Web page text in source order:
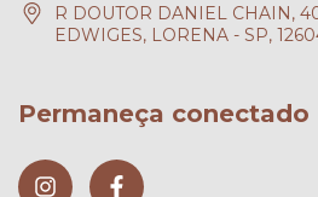
R DOUTOR DANIEL CHAIN,
EDWIGES, LORENA - SP,
Permaneça conectado